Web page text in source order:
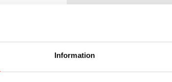
Information